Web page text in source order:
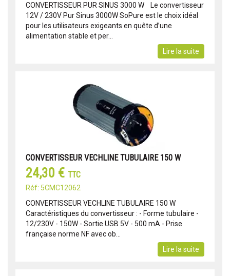
CONVERTISSEUR PUR SINUS 3000 W Le convertisseur
12V / 230V Pur Sinus 3000W SoPure est le choix idéal
pour les utilisateurs exigeants en quête d’une
alimentation stable et per...
Lire la suite
CONVERTISSEUR VECHLINE TUBULAIRE 150 W
24,30 € TTC
Réf: 5CMC12062
CONVERTISSEUR VECHLINE TUBULAIRE 150 W
Caractéristiques du convertisseur : - Forme tubulaire -
12/230V - 150W - Sortie USB 5V - 500 mA - Prise
française norme NF avec ob...
Lire la suite